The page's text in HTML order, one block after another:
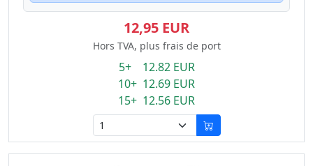
12,95 EUR
Hors TVA, plus frais de port
5+ 12.82 EUR
10+ 12.69 EUR
15+ 12.56 EUR